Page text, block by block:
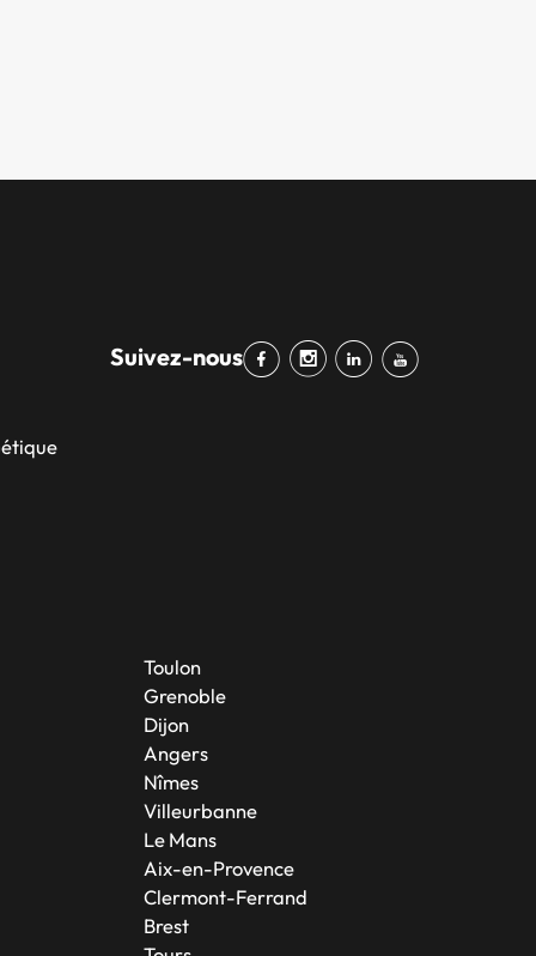
Suivez-nous
Toulon
Grenoble
Dijon
Angers
Nîmes
Villeurbanne
Le Mans
Aix-en-Provence
Clermont-Ferrand
Brest